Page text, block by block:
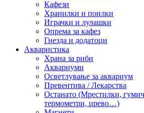
Кафези
Хранилки и поилки
Играчки и лулашки
Опрема за кафез
Гнезда и додатоци
Акваристика
Храна за риби
Аквариуми
Осветлување за аквариум
Превентива / Лекарства
Останато (Мрестилки,
термометри, црево…)